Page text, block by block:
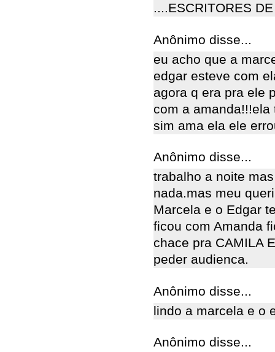
....ESCRITORES
Anônimo disse...
eu acho que a
edgar esteve com
agora q era pra ele
com a
sim ama ela ele
Anônimo disse...
trabalho a noite
nada.mas meu
Marcela e o Edgar
ficou com Amanda
chace pra CAMILA
peder audienca.
Anônimo disse...
lindo a marcela e o
Anônimo disse...